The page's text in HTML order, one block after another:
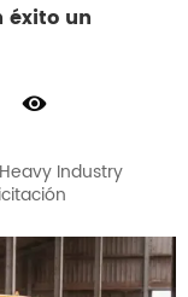
éxito un

Industry